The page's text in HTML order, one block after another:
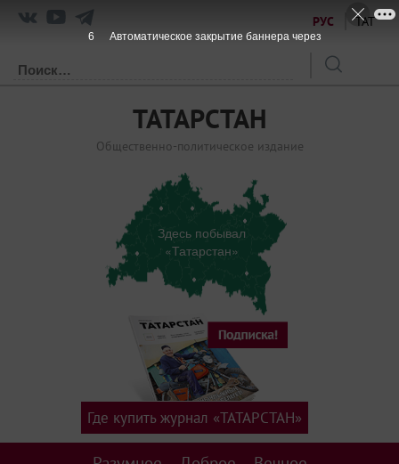
РУС ТАТ
ТАТАРСТАН
Общественно-политическое издание
Здесь побывал
«Татарстан»
Где купить журнал «ТАТАРСТАН»
5 Автоматическое закрытие баннера через